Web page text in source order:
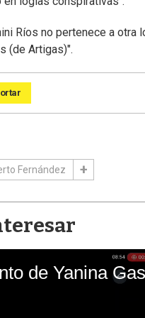
Ríos no pertenece a otra
(de Artigas)".
Fernández